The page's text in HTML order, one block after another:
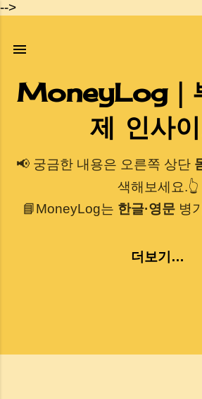
-->
기본 콘텐츠로 건
MoneyLog｜
제 인사
📢 궁금한 내용은 오른쪽 상단
색해보세요.👆
📘MoneyLog는 한글·영문 병
더보기…